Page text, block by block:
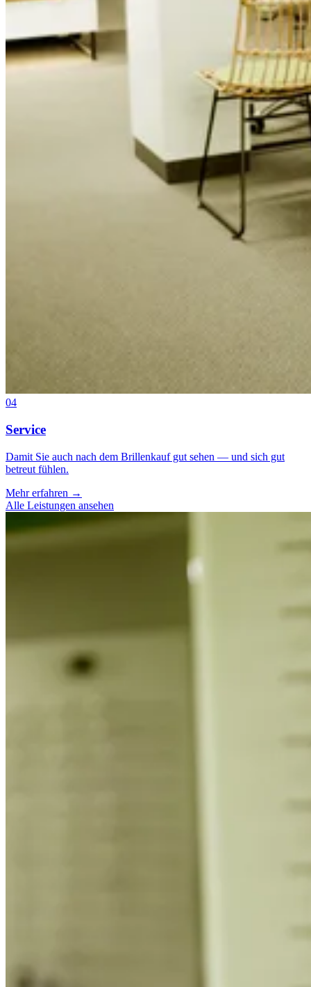
04
Service
Damit Sie auch nach dem Brillenkauf gut sehen — und sich gut
betreut fühlen.
Mehr erfahren →
Alle Leistungen ansehen